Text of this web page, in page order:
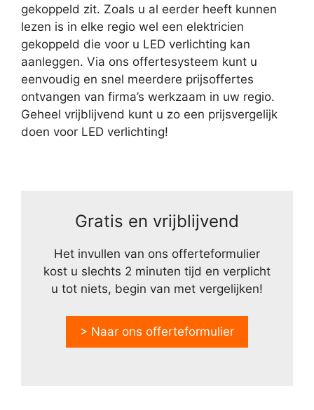
gekoppeld zit. Zoals u al eerder heeft kunnen
lezen is in elke regio wel een elektricien
gekoppeld die voor u LED verlichting kan
aanleggen. Via ons offertesysteem kunt u
eenvoudig en snel meerdere prijsoffertes
ontvangen van firma’s werkzaam in uw regio.
Geheel vrijblijvend kunt u zo een prijsvergelijk
doen voor LED verlichting!
Gratis en vrijblijvend
Het invullen van ons offerteformulier
kost u slechts 2 minuten tijd en verplicht
u tot niets, begin van met vergelijken!
> Naar ons offerteformulier